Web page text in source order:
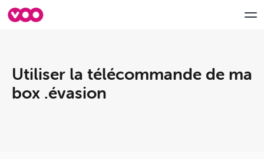
Aide & Support
Utiliser la télécommande de ma
box .évasion